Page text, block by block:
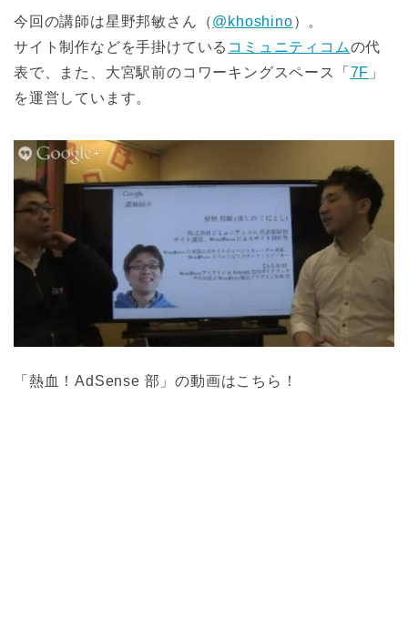
今回の講師は星野邦敏さん（@khoshino）。
サイト制作などを手掛けている コミュニティコムの代
表で、また、大宮駅前のコワーキングスペース「 7F 」
を運営しています。
「熱血！AdSense 部」の動画はこちら！